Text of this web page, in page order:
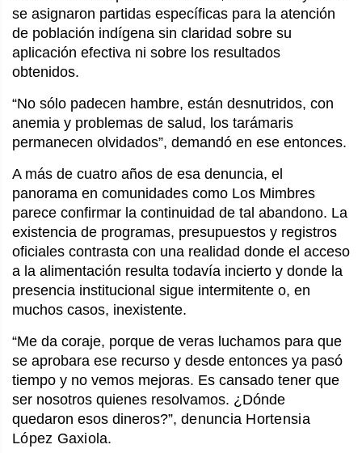
se asignaron partidas específicas para la atención
de población indígena sin claridad sobre su
aplicación efectiva ni sobre los resultados
obtenidos.
“No sólo padecen hambre, están desnutridos, con
anemia y problemas de salud, los tarámaris
permanecen olvidados”, demandó en ese entonces.
A más de cuatro años de esa denuncia, el
panorama en comunidades como Los Mimbres
parece confirmar la continuidad de tal abandono. La
existencia de programas, presupuestos y registros
oficiales contrasta con una realidad donde el acceso
a la alimentación resulta todavía incierto y donde la
presencia institucional sigue intermitente o, en
muchos casos, inexistente.
“Me da coraje, porque de veras luchamos para que
se aprobara ese recurso y desde entonces ya pasó
tiempo y no vemos mejoras. Es cansado tener que
ser nosotros quienes resolvamos. ¿Dónde
quedaron esos dineros?”, denuncia Hortensia
López Gaxiola.